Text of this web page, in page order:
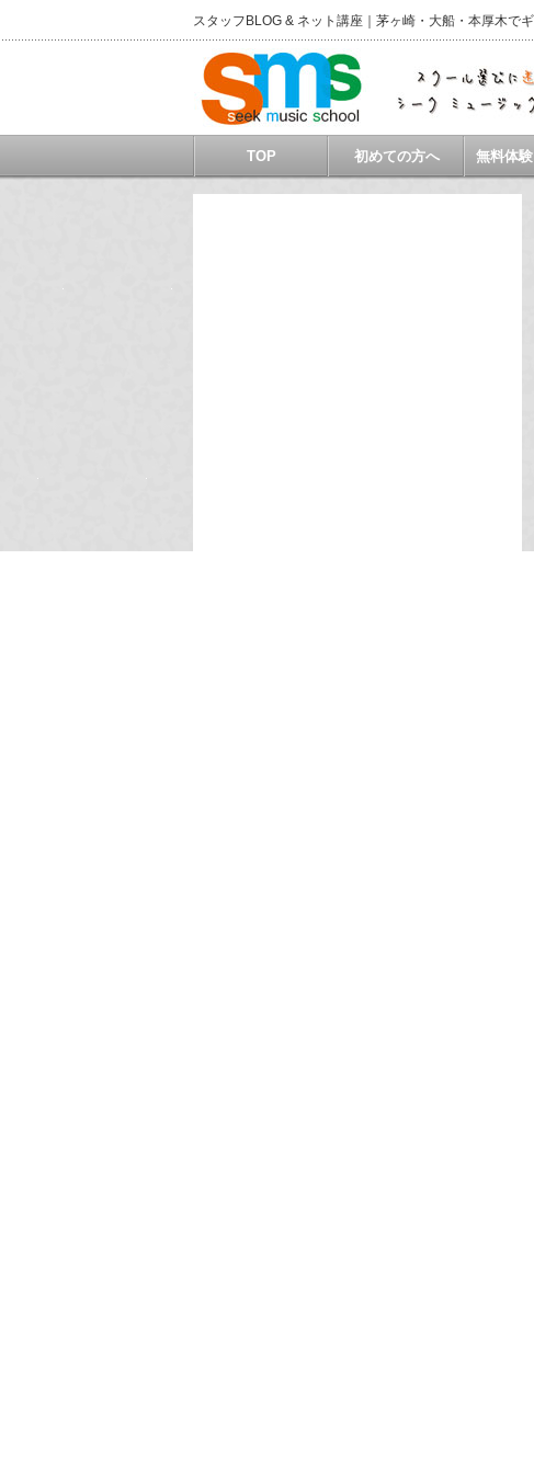
スタッフBLOG & ネット講座｜茅ヶ崎・大船・本厚木で
TOP 初めての方へ 無料体